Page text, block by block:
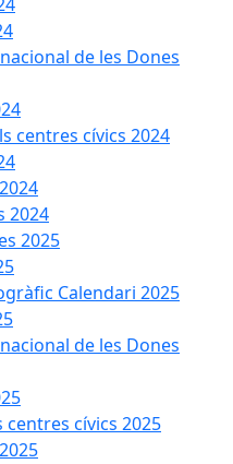
de les Dones
centres cívics 2024
2024
2025
Calendari 2025
de les Dones
centres cívics 2025